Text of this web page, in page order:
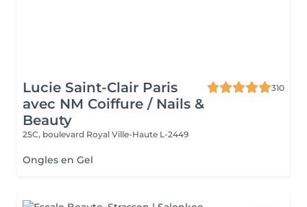
Lucie Saint-Clair Paris
avec NM Coiffure / Nails &
Beauty
310
25C, boulevard Royal Ville-Haute L-2449
Ongles en Gel